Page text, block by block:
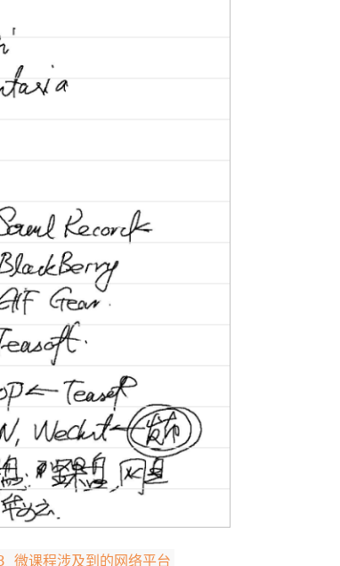
课程涉及到的网络平台